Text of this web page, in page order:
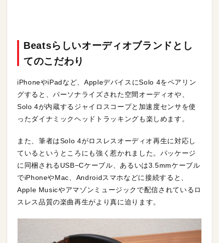
Beatsらしいオーディオブランドとし
てのこだわり
iPhoneやiPadなど、AppleデバイスにSolo 4をペアリン
グすると、パーソナライズされた空間オーディオや、
Solo 4が内蔵するジャイロスコープと加速度センサを使
ったダイナミックヘッドトラッキングも楽しめます。
また、筆者はSolo 4がロスレスオーディオ再生に対応し
ているというところにも強く惹かれました。パッケージ
に同梱されるUSB−Cケーブル、あるいは3.5mmケーブル
でiPhoneやMac、Androidスマホなどに接続すると、
Apple Musicやアマゾンミュージックで配信されているロ
スレス品質の楽曲再生がより真に迫ります。